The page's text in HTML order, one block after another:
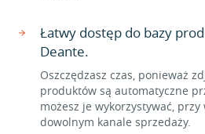
Łatwy dostęp do bazy
Deante.
Oszczędzasz czas, ponieważ
produktów są automatyczne
możesz je wykorzystywać,
dowolnym kanale sprzedaży.